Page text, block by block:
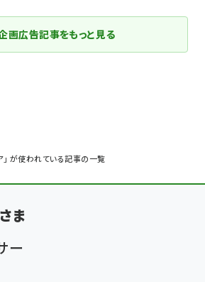
」 が使われている記事の一覧
画広告記事をもっと見る
ま
ー